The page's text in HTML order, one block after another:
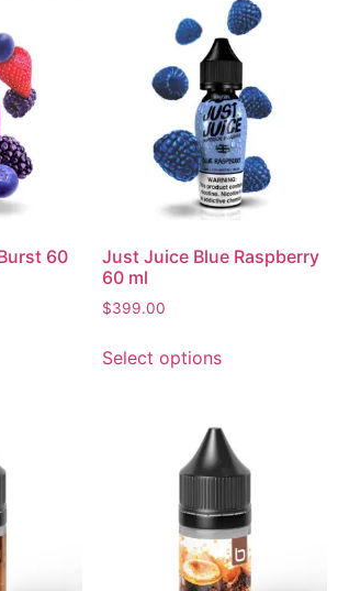
60
Just Juice Blue Raspberry
60 ml
$399.00
Select options